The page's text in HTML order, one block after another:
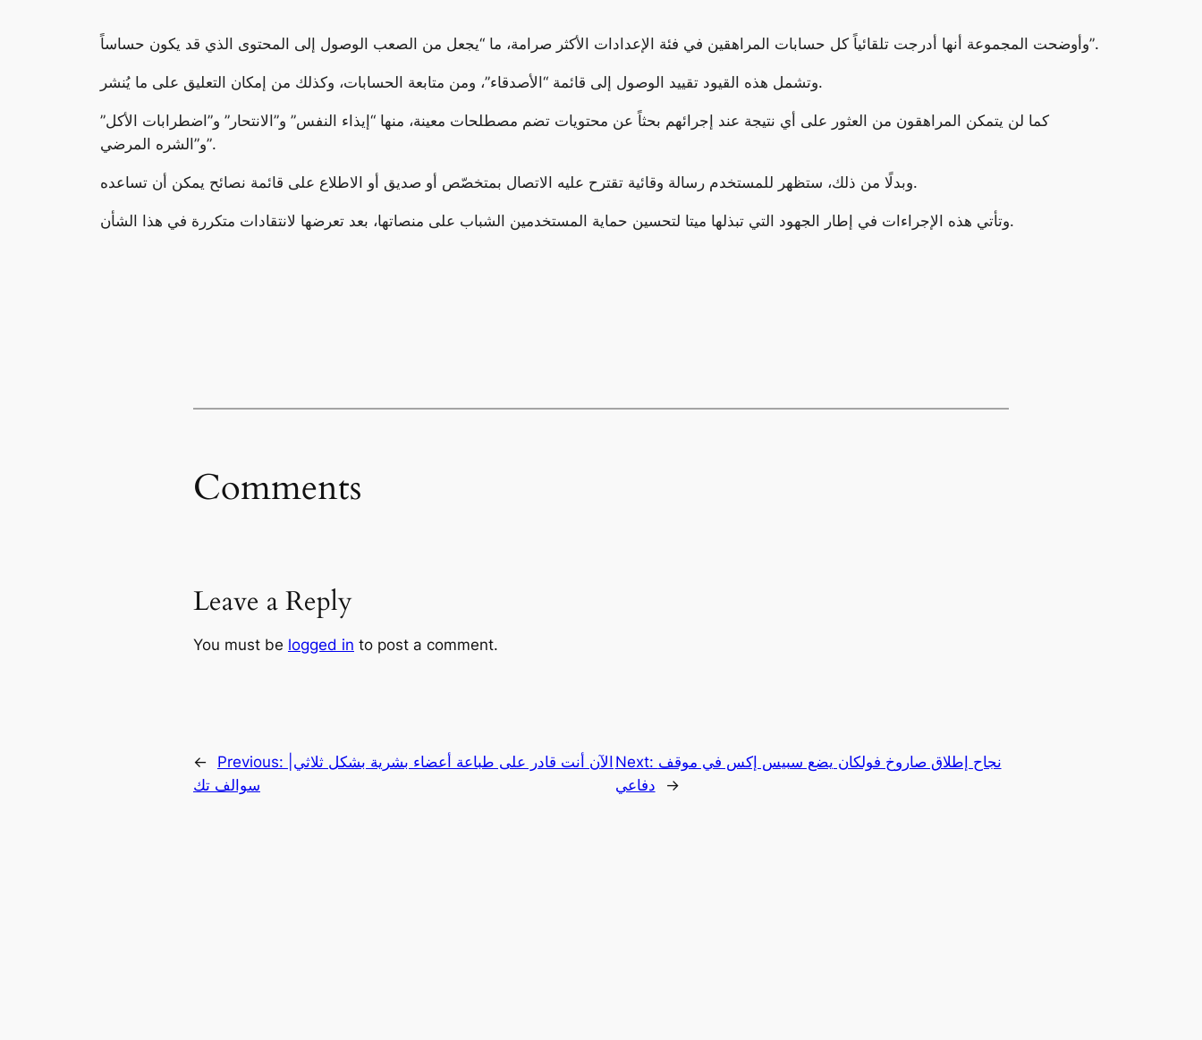
وأوضحت المجموعة أنها أدرجت تلقائياً كل حسابات المراهقين في فئة الإعدادات الأكثر صرامة، ما “يجعل من الصعب الوصول إلى المحتوى الذي قد يكون حساساً”.
وتشمل هذه القيود تقييد الوصول إلى قائمة “الأصدقاء”، ومن متابعة الحسابات، وكذلك من إمكان التعليق على ما يُنشر.
كما لن يتمكن المراهقون من العثور على أي نتيجة عند إجرائهم بحثاً عن محتويات تضم مصطلحات معينة، منها “إيذاء النفس” و”الانتحار” و”اضطرابات الأكل”
و”الشره المرضي”.
وبدلًا من ذلك، ستظهر للمستخدم رسالة وقائية تقترح عليه الاتصال بمتخصّص أو صديق أو الاطلاع على قائمة نصائح يمكن أن تساعده.
وتأتي هذه الإجراءات في إطار الجهود التي تبذلها ميتا لتحسين حماية المستخدمين الشباب على منصاتها، بعد تعرضها لانتقادات متكررة في هذا الشأن.
Comments
Leave a Reply
You must be logged in to post a comment.
← Previous:
الآن أنت قادر على طباعة أعضاء بشرية بشكل ثلاثي|
سوالف تك
Next: نجاح إطلاق صاروخ فولكان يضع سبيس إكس في موقف
دفاعي
→